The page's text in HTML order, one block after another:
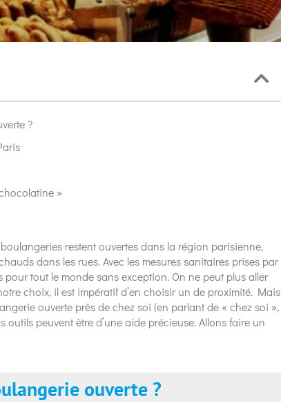
?
»
restent ouvertes dans la région parisienne,
dans les rues. Avec les mesures sanitaires prises par
pour tout le monde sans exception. On ne peut plus aller
choix, il est impératif d’en choisir un de proximité. Mais
ouverte près de chez soi (en parlant de « chez soi »,
outils peuvent ètre d’une aide précieuse. Allons faire un
ouverte ?